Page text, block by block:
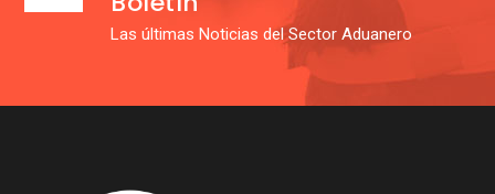
Las últimas Noticias del Sector Aduanero